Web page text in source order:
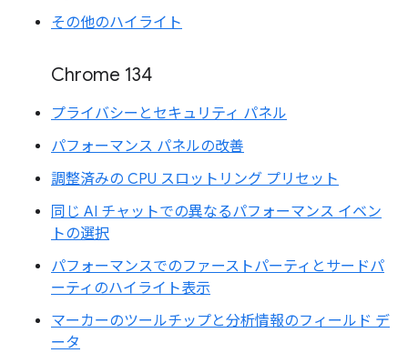
その他のハイライト
Chrome 134
プライバシーとセキュリティ パネル
パフォーマンス パネルの改善
調整済みの CPU スロットリング プリセット
同じ AI チャットでの異なるパフォーマンス イベン
トの選択
パフォーマンスでのファーストパーティとサードパ
ーティのハイライト表示
マーカーのツールチップと分析情報のフィールド デ
ータ